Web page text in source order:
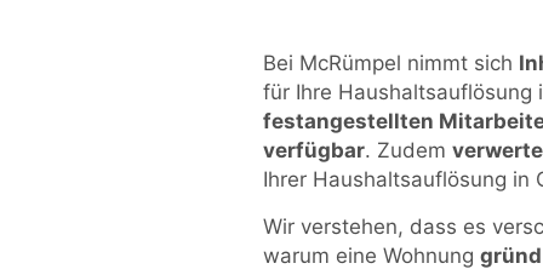
Bei McRümpel nimmt sich
für Ihre Haushaltsauflösung
festangestellten
verfügbar. Zudem
Ihrer Haushaltsauflösung in
Wir verstehen, dass es
warum eine Wohnung